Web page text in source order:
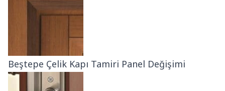
Beştepe Çelik Kapı Tamiri Panel Değişimi